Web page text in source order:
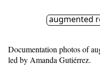
augmented
Documentation photos of
led by Amanda Gutiérrez.